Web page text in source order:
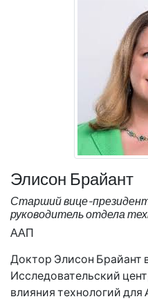
Элисон Брайант
Старший вице-
руководитель отдела
ААП
Доктор Элисон Брайант
Исследовательский
влияния технологий для